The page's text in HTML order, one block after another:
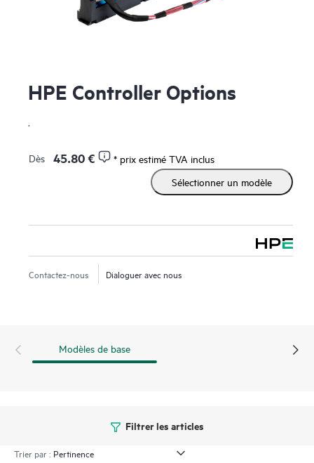
HPE Controller Options
.
Dès 45.80 €
* prix estimé TVA inclus
Sélectionner un modèle
Contactez-nous Dialoguer avec nous
Modèles de base
Filtrer les articles
Trier par :